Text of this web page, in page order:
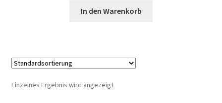
In den Warenkorb
Einzelnes Ergebnis wird angezeigt